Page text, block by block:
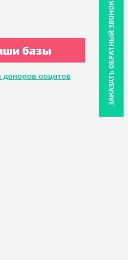
базы
доноров ооцитов ЗАКАЗАТЬ ОБРАТНЫЙ ЗВОНОК